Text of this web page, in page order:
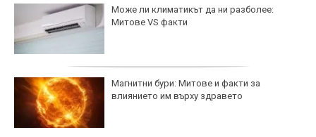
Може ли климатикът да ни разболее:
Митове VS факти
Магнитни бури: Митове и факти за
влиянието им върху здравето